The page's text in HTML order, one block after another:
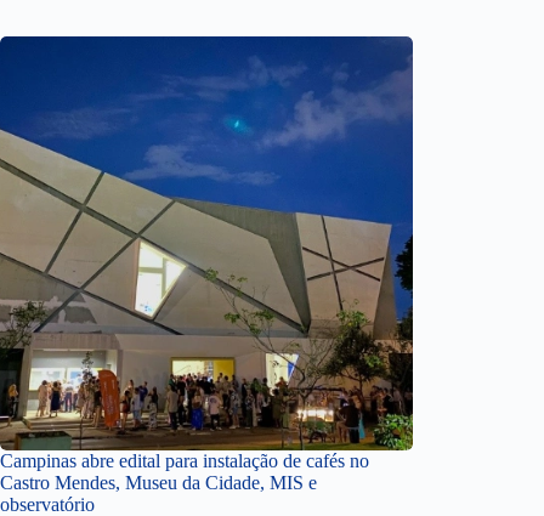
Campinas abre edital para instalação de cafés no
Castro Mendes, Museu da Cidade, MIS e
observatório